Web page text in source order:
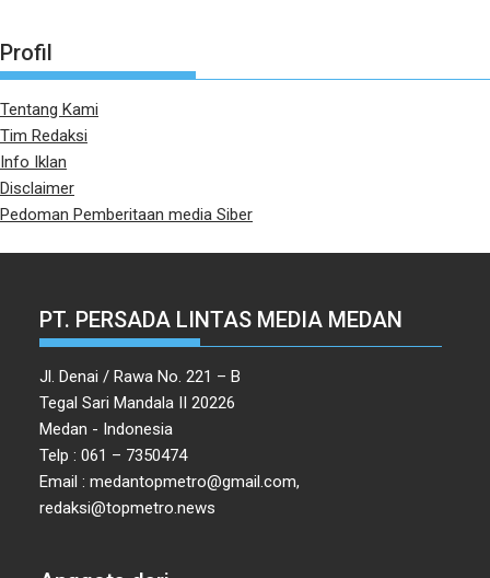
Profil
Tentang Kami
Tim Redaksi
Info Iklan
Disclaimer
Pedoman Pemberitaan media Siber
PT. PERSADA LINTAS MEDIA MEDAN
Jl. Denai / Rawa No. 221 – B
Tegal Sari Mandala II 20226
Medan - Indonesia
Telp : 061 – 7350474
Email : medantopmetro@gmail.com,
redaksi@topmetro.news